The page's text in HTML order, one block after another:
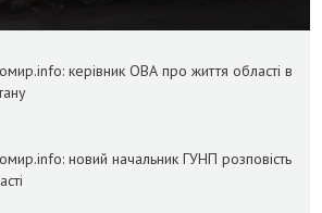
керівник ОВА про життя області в
новий начальник ГУНП розповість